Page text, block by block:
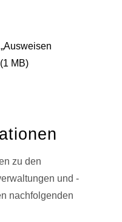
MB)
zu den
und -
nachfolgenden